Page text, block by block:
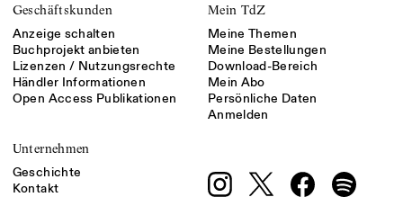
Geschäftskunden
Anzeige schalten
Buchprojekt anbieten
Lizenzen / Nutzungsrechte
Händler Informationen
Open Access Publikationen
Mein TdZ
Meine Themen
Meine Bestellungen
Download-Bereich
Mein Abo
Persönliche Daten
Anmelden
Unternehmen
Geschichte
Kontakt